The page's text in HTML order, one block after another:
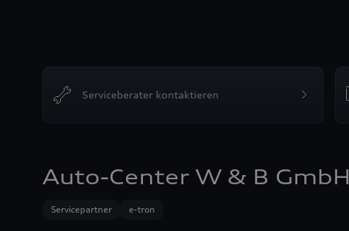
Serviceberater kontaktieren
Auto-Center W & B GmbH
Servicepartner e-tron